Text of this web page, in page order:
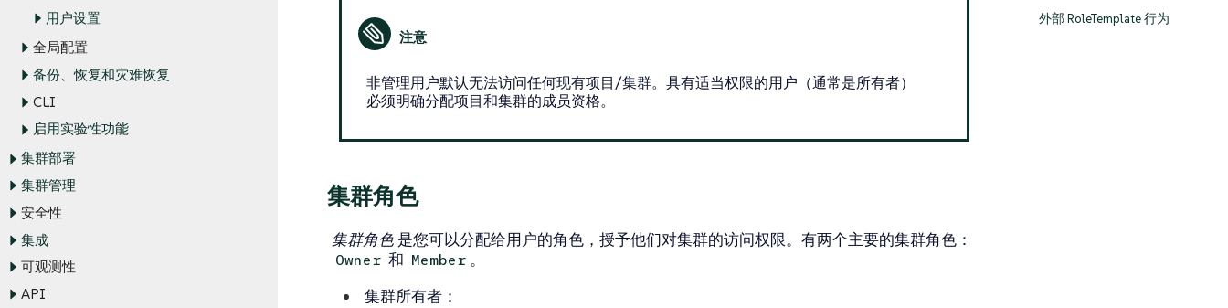
用户设置
全局配置
备份、恢复和灾难恢复
CLI
启用实验性功能
集群部署
集群管理
安全性
集成
可观测性
API
外部 RoleTemplate 行为
非管理用户默认无法访问任何现有项目/集群。具有适当权限的用户（通常是所有者）
必须明确分配项目和集群的成员资格。
集群角色
集群角色是您可以分配给用户的角色，授予他们对集群的访问权限。有两个主要的集群角色：
Owner 和 Member 。
集群所有者：